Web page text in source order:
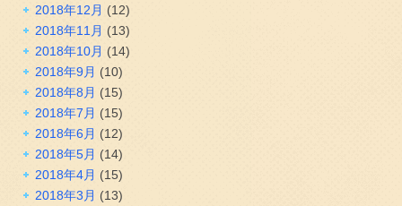
2018年12月 (12)
2018年11月 (13)
2018年10月 (14)
2018年9月 (10)
2018年8月 (15)
2018年7月 (15)
2018年6月 (12)
2018年5月 (14)
2018年4月 (15)
2018年3月 (13)